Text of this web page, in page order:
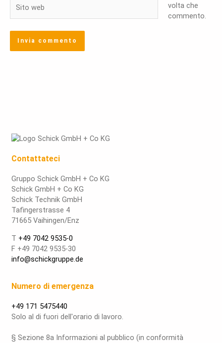
web
volta che
commento.
Contattateci
Gruppo Schick GmbH + Co KG
Schick GmbH + Co KG
Schick Technik GmbH
Tafingerstrasse 4
71665 Vaihingen/Enz
T +49 7042 9535-0
F +49 7042 9535-30
info@schickgruppe.de
Numero di emergenza
+49 171 5475440
Solo al di fuori dell'orario di lavoro.
§ Sezione 8a Informazioni al pubblico (in conformità